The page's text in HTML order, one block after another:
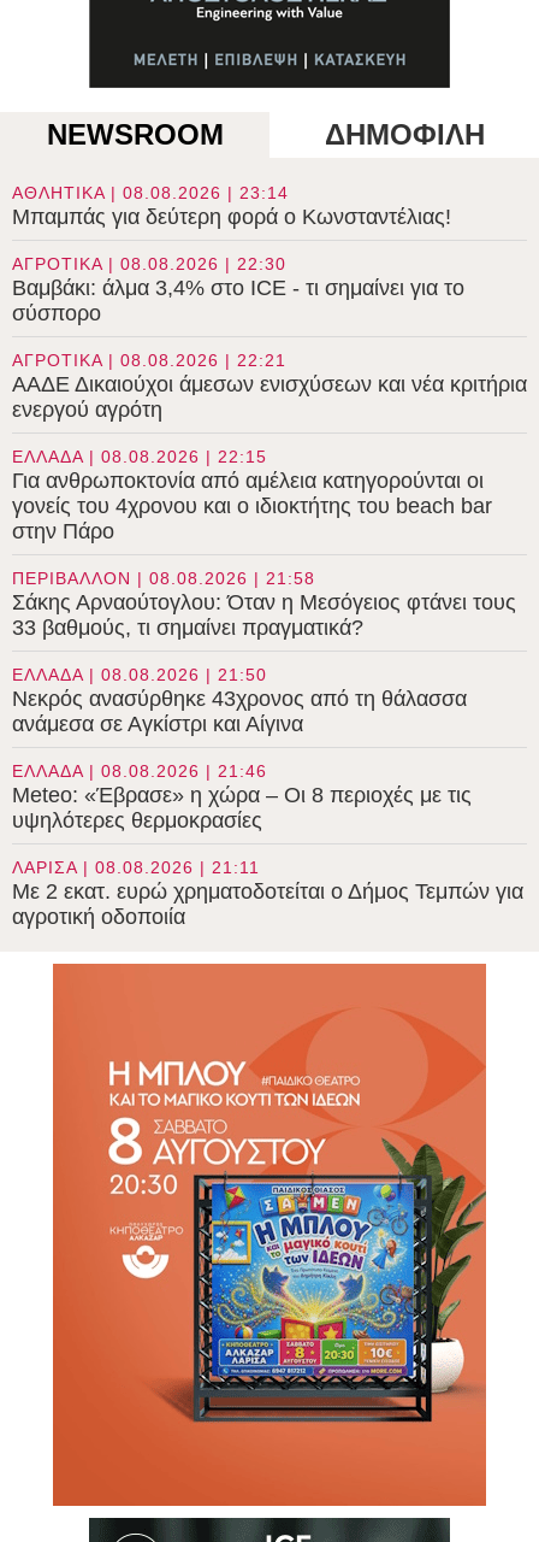
NEWSROOM ΔΗΜΟΦΙΛΗ
ΑΘΛΗΤΙΚΑ | 08.08.2026 | 23:14
Μπαμπάς για δεύτερη φορά ο Κωνσταντέλιας!
ΑΓΡΟΤΙΚΑ | 08.08.2026 | 22:30
Βαμβάκι: άλμα 3,4% στο ICE - τι σημαίνει για το
σύσπορο
ΑΓΡΟΤΙΚΑ | 08.08.2026 | 22:21
ΑΑΔΕ Δικαιούχοι άμεσων ενισχύσεων και νέα κριτήρια
ενεργού αγρότη
ΕΛΛΑΔΑ | 08.08.2026 | 22:15
Για ανθρωποκτονία από αμέλεια κατηγορούνται οι
γονείς του 4χρονου και ο ιδιοκτήτης του beach bar
στην Πάρο
ΠΕΡΙΒΑΛΛΟΝ | 08.08.2026 | 21:58
Σάκης Αρναούτογλου: Όταν η Μεσόγειος φτάνει τους
33 βαθμούς, τι σημαίνει πραγματικά?
ΕΛΛΑΔΑ | 08.08.2026 | 21:50
Νεκρός ανασύρθηκε 43χρονος από τη θάλασσα
ανάμεσα σε Αγκίστρι και Αίγινα
ΕΛΛΑΔΑ | 08.08.2026 | 21:46
Meteo: «Έβρασε» η χώρα – Οι 8 περιοχές με τις
υψηλότερες θερμοκρασίες
ΛΑΡΙΣΑ | 08.08.2026 | 21:11
Με 2 εκατ. ευρώ χρηματοδοτείται ο Δήμος Τεμπών για
αγροτική οδοποιία